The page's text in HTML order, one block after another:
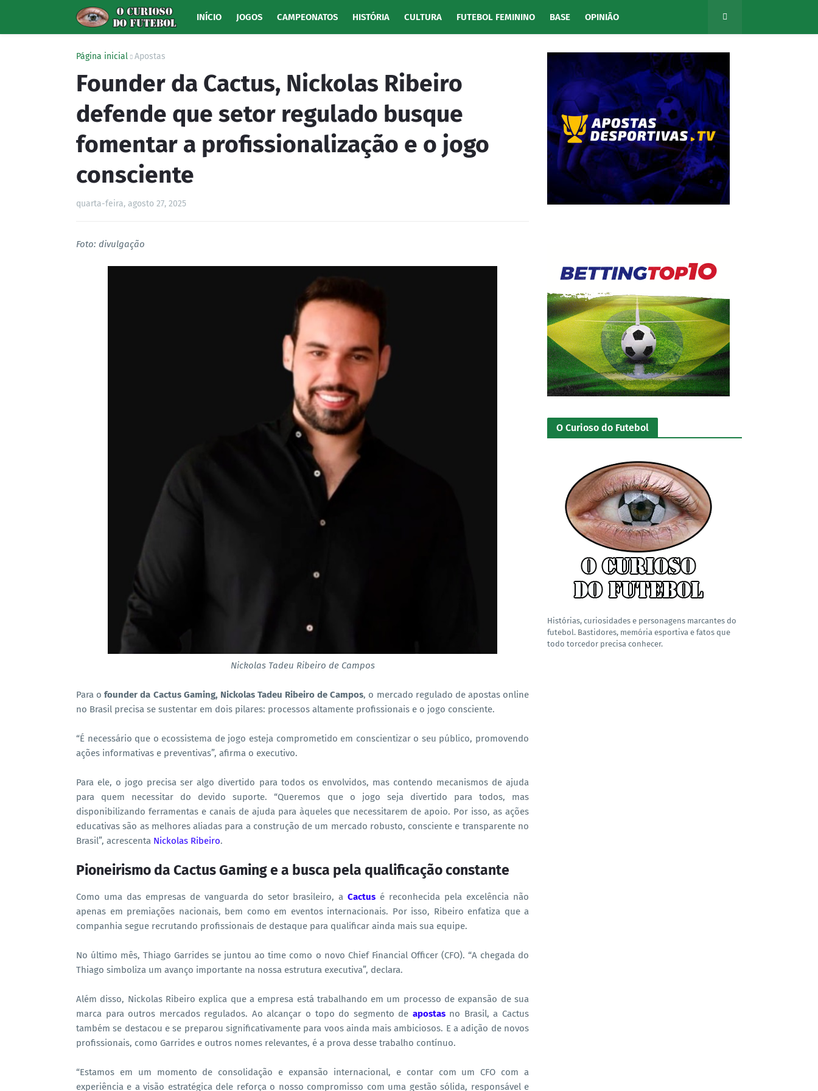
INÍCIO JOGOS CAMPEONATOS HISTÓRIA CULTURA FUTEBOL FEMININO BASE OPINIÃO
Página inicial Apostas
Founder da Cactus, Nickolas Ribeiro
defende que setor regulado busque
fomentar a profissionalização e o jogo
consciente
quarta-feira, agosto 27, 2025
Foto: divulgação
Nickolas Tadeu Ribeiro de Campos
Para ofounder da Cactus Gaming, Nickolas Tadeu Ribeiro de Campos, o mercado regulado de apostas online
no Brasil precisa se sustentar em dois pilares: processos altamente profissionais e o jogo consciente.
“É necessário que o ecossistema de jogo esteja comprometido em conscientizar o seu público, promovendo
ações informativas e preventivas”, afirma o executivo.
Para ele, o jogo precisa ser algo divertido para todos os envolvidos, mas contendo mecanismos de ajuda
para quem necessitar do devido suporte. “Queremos que o jogo seja divertido para todos, mas
disponibilizando ferramentas e canais de ajuda para àqueles que necessitarem de apoio. Por isso, as ações
educativas são as melhores aliadas para a construção de um mercado robusto, consciente e transparente no
Brasil”, acrescenta Nickolas Ribeiro.
Pioneirismo da Cactus Gaming e a busca pela qualificação constante
Como uma das empresas de vanguarda do setor brasileiro, aCactus é reconhecida pela excelência não
apenas em premiações nacionais, bem como em eventos internacionais. Por isso, Ribeiro enfatiza que a
companhia segue recrutando profissionais de destaque para qualificar ainda mais sua equipe.
No último mês, Thiago Garrides se juntou ao time como o novo Chief Financial Officer (CFO). “A chegada do
Thiago simboliza um avanço importante na nossa estrutura executiva”, declara.
Além disso, Nickolas Ribeiro explica que a empresa está trabalhando em um processo de expansão de sua
marca para outros mercados regulados. Ao alcançar o topo do segmento de apostasno Brasil, a Cactus
também se destacou e se preparou significativamente para voos ainda mais ambiciosos. E a adição de novos
profissionais, como Garrides e outros nomes relevantes, é a prova desse trabalho contínuo.
“Estamos em um momento de consolidação e expansão internacional, e contar com um CFO com a
experiência e a visão estratégica dele reforça o nosso compromisso com uma gestão sólida, responsável e
O Curioso do Futebol
Histórias, curiosidades e personagens marcantes do
futebol. Bastidores, memória esportiva e fatos que
todo torcedor precisa conhecer.